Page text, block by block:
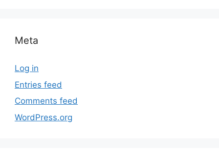
Meta
Log in
Entries feed
Comments feed
WordPress.org